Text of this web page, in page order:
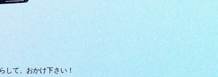
して、おかけ下さい！